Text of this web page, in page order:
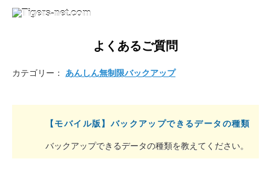
よくあるご質問
【モバイル版】バックアップできるデータの種類
バックアップできるデータの種類を教えてください。
カテゴリー： あんしん無制限バックアップ